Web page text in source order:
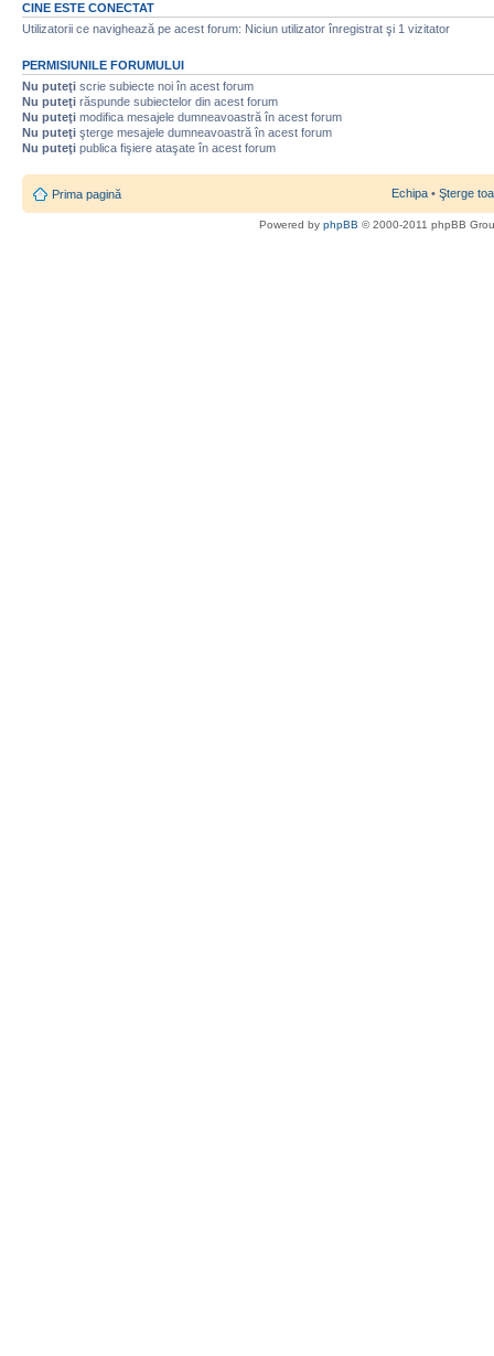
CINE ESTE CONECTAT
Utilizatorii ce navighează pe acest forum: Niciun utilizator înregistrat şi 1 vizitator
PERMISIUNILE FORUMULUI
Nu puteţi scrie subiecte noi în acest forum
Nu puteţi răspunde subiectelor din acest forum
Nu puteţi modifica mesajele dumneavoastră în acest forum
Nu puteţi şterge mesajele dumneavoastră în acest forum
Nu puteţi publica fişiere ataşate în acest forum
Prima pagină Echipa • Şterge
Powered by phpBB © 2000-2011 phpBB